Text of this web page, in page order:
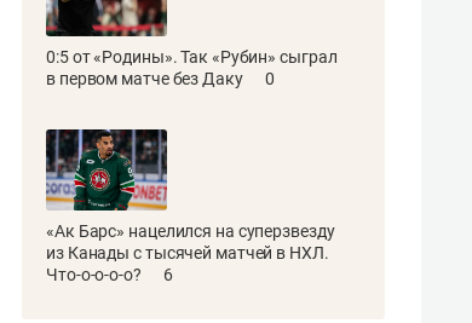
0:5 от «Родины». Так «Рубин» сыграл
в первом матче без Даку
0
«Ак Барс» нацелился на суперзвезду
из Канады с тысячей матчей в НХЛ.
Что-о-о-о-о?
6